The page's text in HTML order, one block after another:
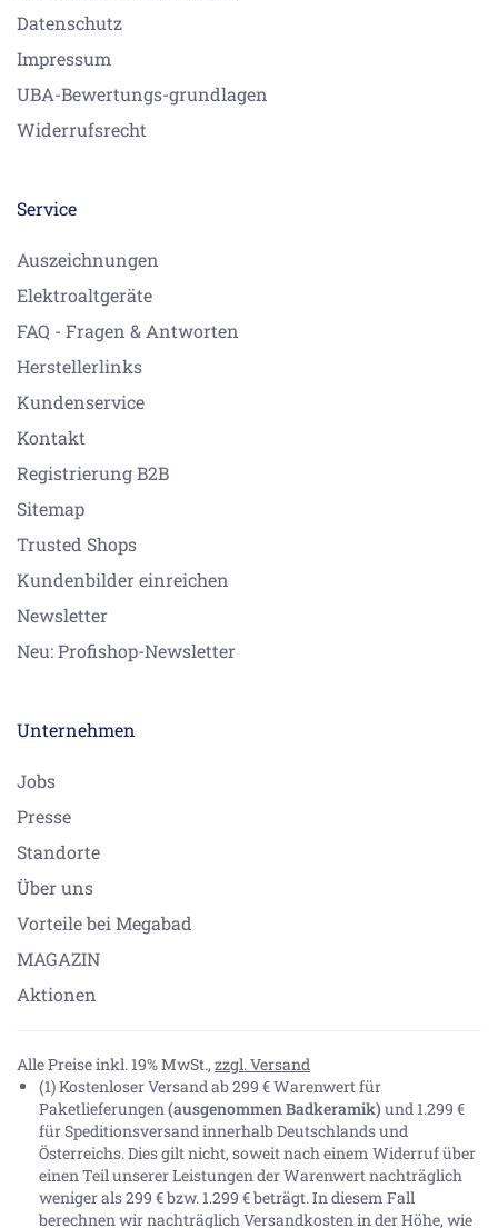
Datenschutz
Impressum
UBA-Bewertungs-grundlagen
Widerrufsrecht
Service
Auszeichnungen
Elektroaltgeräte
FAQ - Fragen & Antworten
Herstellerlinks
Kundenservice
Kontakt
Registrierung B2B
Sitemap
Trusted Shops
Kundenbilder einreichen
Newsletter
Neu: Profishop-Newsletter
Unternehmen
Jobs
Presse
Standorte
Über uns
Vorteile bei Megabad
MAGAZIN
Aktionen
Alle Preise inkl. 19% MwSt., zzgl. Versand
(1) Kostenloser Versand ab 299 € Warenwert für
Paketlieferungen(ausgenommen Badkeramik) und 1.299 €
für Speditionsversand innerhalb Deutschlands und
Österreichs. Dies gilt nicht, soweit nach einem Widerruf über
einen Teil unserer Leistungen der Warenwert nachträglich
weniger als 299 € bzw. 1.299 € beträgt. In diesem Fall
berechnen wir nachträglich Versandkosten in der Höhe, wie